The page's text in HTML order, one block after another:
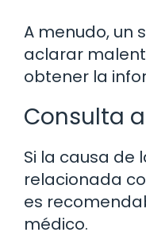
A menudo, un
aclarar
obtener la
Consulta
Si la causa de
relacionada
es
médico.